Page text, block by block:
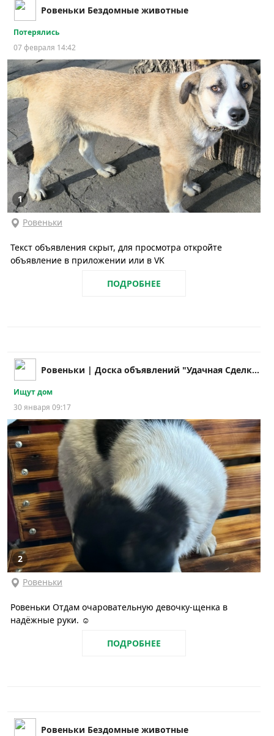
Ровеньки Бездомные животные
Потерялись
07 февраля 14:42
1
Ровеньки
Текст объявления скрыт, для просмотра откройте
объявление в приложении или в VK
ПОДРОБНЕЕ
Ровеньки | Доска объявлений "Удачная Cделка!"
Ищут дом
30 января 09:17
2
Ровеньки
Ровеньки Отдам очаровательную девочку-щенка в
надёжные руки. ☺️
ПОДРОБНЕЕ
Ровеньки Бездомные животные